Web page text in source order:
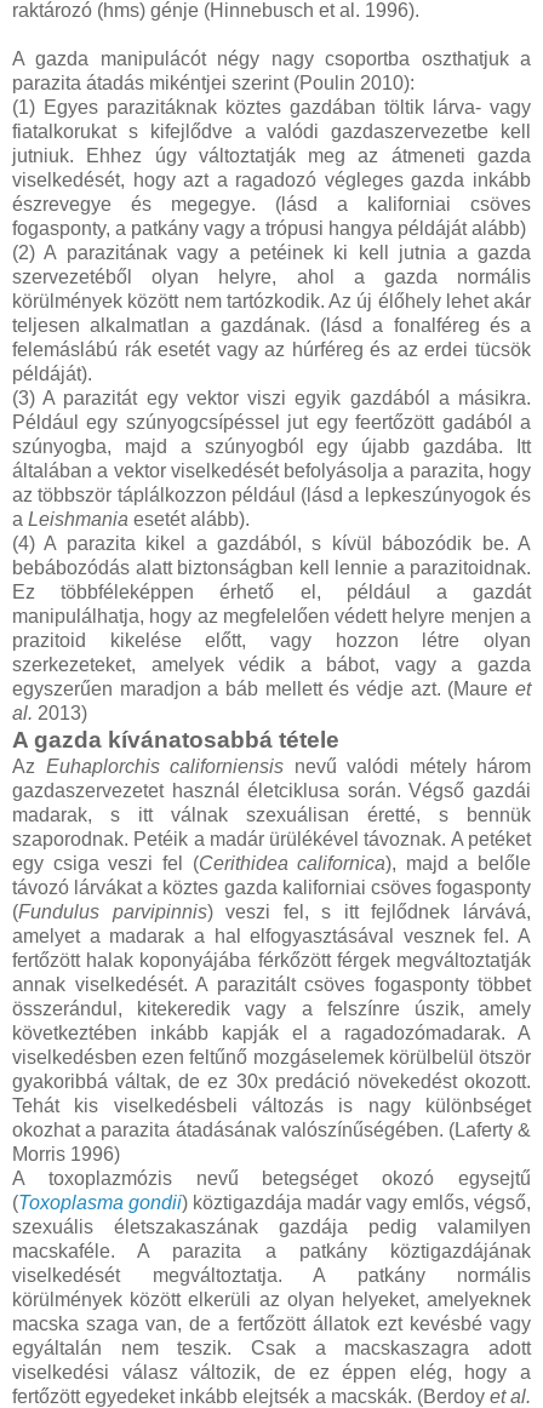
raktározó (hms) génje (Hinnebusch et al. 1996).
A gazda manipulácót négy nagy csoportba oszthatjuk a
parazita átadás mikéntjei szerint (Poulin 2010):
(1) Egyes parazitáknak köztes gazdában töltik lárva- vagy
fiatalkorukat s kifejlődve a valódi gazdaszervezetbe kell
jutniuk. Ehhez úgy változtatják meg az átmeneti gazda
viselkedését, hogy azt a ragadozó végleges gazda inkább
észrevegye és megegye. (lásd a kaliforniai csöves
fogasponty, a patkány vagy a trópusi hangya példáját alább)
(2) A parazitának vagy a petéinek ki kell jutnia a gazda
szervezetéből olyan helyre, ahol a gazda normális
körülmények között nem tartózkodik. Az új élőhely lehet akár
teljesen alkalmatlan a gazdának. (lásd a fonalféreg és a
felemáslábú rák esetét vagy az húrféreg és az erdei tücsök
példáját).
(3) A parazitát egy vektor viszi egyik gazdából a másikra.
Például egy szúnyogcsípéssel jut egy feertőzött gadából a
szúnyogba, majd a szúnyogból egy újabb gazdába. Itt
általában a vektor viselkedését befolyásolja a parazita, hogy
az többször táplálkozzon például (lásd a lepkeszúnyogok és
a Leishmania esetét alább).
(4) A parazita kikel a gazdából, s kívül bábozódik be. A
bebábozódás alatt biztonságban kell lennie a parazitoidnak.
Ez többféleképpen érhető el, például a gazdát
manipulálhatja, hogy az megfelelően védett helyre menjen a
prazitoid kikelése előtt, vagy hozzon létre olyan
szerkezeteket, amelyek védik a bábot, vagy a gazda
egyszerűen maradjon a báb mellett és védje azt. (Maure et
al. 2013)
A gazda kívánatosabbá tétele
Az Euhaplorchis californiensis nevű valódi métely három
gazdaszervezetet használ életciklusa során. Végső gazdái
madarak, s itt válnak szexuálisan éretté, s bennük
szaporodnak. Petéik a madár ürülékével távoznak. A petéket
egy csiga veszi fel (Cerithidea californica), majd a belőle
távozó lárvákat a köztes gazda kaliforniai csöves fogasponty
(Fundulus parvipinnis) veszi fel, s itt fejlődnek lárvává,
amelyet a madarak a hal elfogyasztásával vesznek fel. A
fertőzött halak koponyájába férkőzött férgek megváltoztatják
annak viselkedését. A parazitált csöves fogasponty többet
összerándul, kitekeredik vagy a felszínre úszik, amely
következtében inkább kapják el a ragadozómadarak. A
viselkedésben ezen feltűnő mozgáselemek körülbelül ötször
gyakoribbá váltak, de ez 30x predáció növekedést okozott.
Tehát kis viselkedésbeli változás is nagy különbséget
okozhat a parazita átadásának valószínűségében. (Laferty &
Morris 1996)
A toxoplazmózis nevű betegséget okozó egysejtű
(Toxoplasma gondii) köztigazdája madár vagy emlős, végső,
szexuális életszakaszának gazdája pedig valamilyen
macskaféle. A parazita a patkány köztigazdájának
viselkedését megváltoztatja. A patkány normális
körülmények között elkerüli az olyan helyeket, amelyeknek
macska szaga van, de a fertőzött állatok ezt kevésbé vagy
egyáltalán nem teszik. Csak a macskaszagra adott
viselkedési válasz változik, de ez éppen elég, hogy a
fertőzött egyedeket inkább elejtsék a macskák. (Berdoy et al.